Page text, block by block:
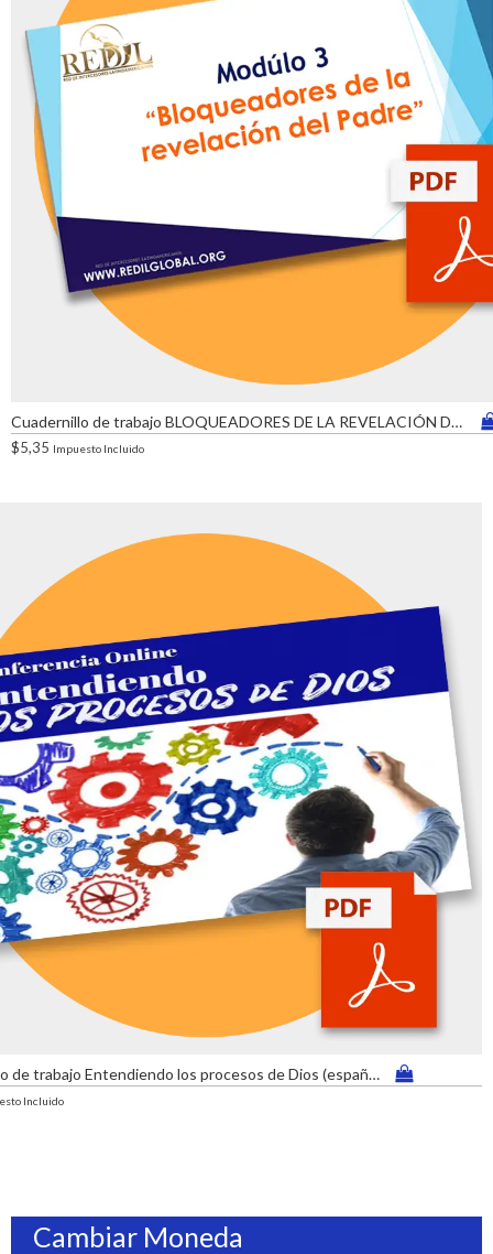
Cuadernillo de trabajo BLOQUEADORES DE LA REVELACIÓN DEL PADRE (copia)
$5,35 Impuesto Incluido
Cuadernillo de trabajo Entendiendo los procesos de Dios (español – formato pdf)
Incluido
Cambiar Moneda